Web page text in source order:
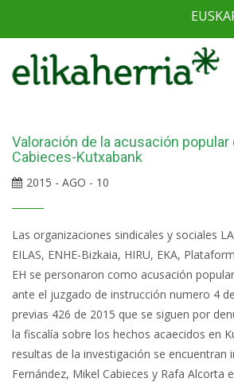
Valoración de la acusación popular
Cabieces-Kutxabank
2015 - AGO - 10
Las organizaciones sindicales y sociales
EILAS, ENHE-Bizkaia, HIRU, EKA,
EH se personaron como acusación
ante el juzgado de instrucción numero 4
previas 426 de 2015 que se siguen por
la fiscalía sobre los hechos acaecidos en
resultas de la investigación se encuentran
Fernández, Mikel Cabieces y Rafa Alcorta